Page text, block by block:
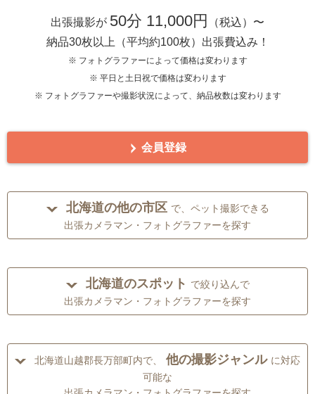
出張撮影が 50分 11,000円
（税込）〜
納品30枚以上（平均約100枚）出張費込み！
※ フォトグラファーによって価格は変わります
※ 平日と土日祝で価格は変わります
※ フォトグラファーや撮影状況によって、納品枚数は変わります
会員登録
北海道の他の市区 で、ペット撮影できる
出張カメラマン・フォトグラファーを探す
北海道のスポット で絞り込んで
出張カメラマン・フォトグラファーを探す
北海道山越郡長万部町内で、 他の撮影ジャンル に対応
可能な